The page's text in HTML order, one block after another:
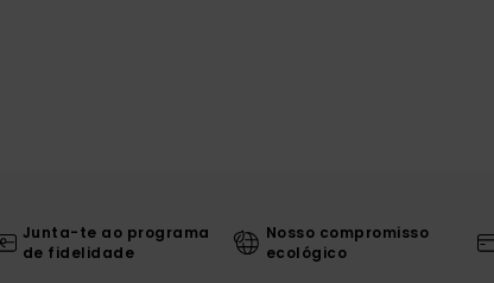
Junta-te ao programa
de fidelidade
Nosso compromisso
ecológico